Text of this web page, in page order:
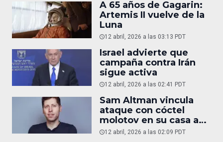
A 65 años de Gagarin:
Artemis II vuelve de la
Luna
12 abril, 2026 a las 03:13 PDT
Israel advierte que
campaña contra Irán
sigue activa
12 abril, 2026 a las 02:41 PDT
Sam Altman vincula
ataque con cóctel
molotov en su casa a
reportaje
12 abril, 2026 a las 02:09 PDT